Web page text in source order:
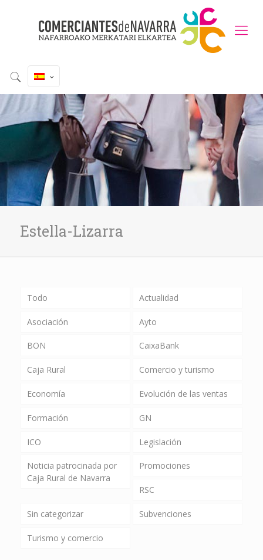
Estella-Lizarra
Todo Actualidad
Asociación Ayto
BON CaixaBank
Caja Rural Comercio y turismo
Economía Evolución de las ventas
Formación GN
ICO Legislación
Noticia patrocinada por
Caja Rural de Navarra
Promociones
RSC
Sin categorizar Subvenciones
Turismo y comercio